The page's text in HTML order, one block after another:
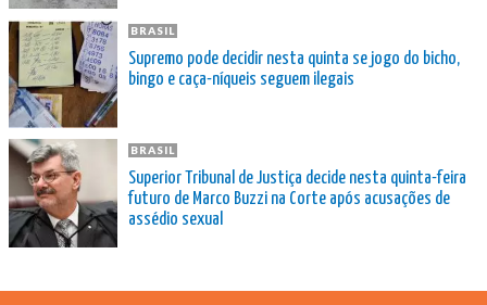
BRASIL
Supremo pode decidir nesta quinta se jogo do bicho,
bingo e caça-níqueis seguem ilegais
BRASIL
Superior Tribunal de Justiça decide nesta quinta-feira
futuro de Marco Buzzi na Corte após acusações de
assédio sexual